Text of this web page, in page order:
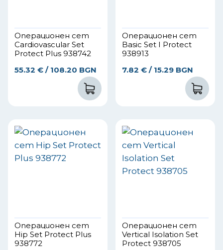
Операционен сет
Cardiovascular Set
Protect Plus 938742
55.32 € / 108.20 BGN
Операционен сет
Basic Set I Protect
938913
7.82 € / 15.29 BGN
Операционен сет
Hip Set Protect Plus
938772
Операционен сет
Vertical Isolation Set
Protect 938705